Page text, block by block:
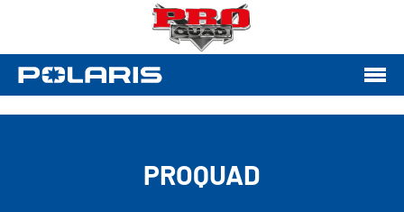
PROQUAD